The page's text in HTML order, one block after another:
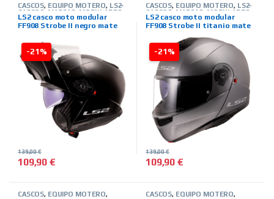
-21%
CASCOS, EQUIPO MOTERO, LS2-
CASCOS MARCAS MODULARES,
TIENDA ON LINE
LS2 casco moto modular
FF908 Strobe II negro mate
109,90€
139,00€
Este producto tiene múltiples variantes. Las opciones se
-21%
CASCOS, EQUIPO MOTERO, LS2-
CASCOS MARCAS MODULARES,
TIENDA ON LINE
LS2 casco moto modular
FF908 Strobe II titanio mate
109,90€
139,00€
Este producto tiene múltiples
CASCOS, EQUIPO MOTERO,
CASCOS, EQUIPO MOTERO,